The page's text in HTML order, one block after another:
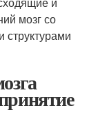
мозг со